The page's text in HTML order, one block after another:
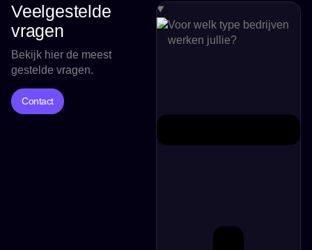
Veelgestelde
vragen
Bekijk hier de meest
gestelde vragen.
Contact
Voor welk type bedrijven
werken jullie?